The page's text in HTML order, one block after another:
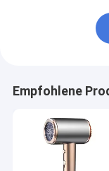
Empfohlene